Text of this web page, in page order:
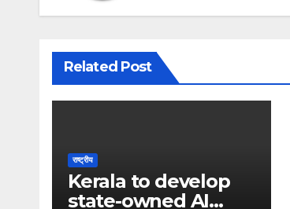
Related Post
राष्ट्रीय
Kerala to develop
state-owned AI